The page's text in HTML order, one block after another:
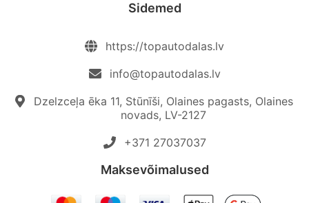
Sidemed
https://topautodalas.lv
info@topautodalas.lv
Dzelzceļa ēka 11, Stūnīši, Olaines pagasts, Olaines
novads, LV-2127
+371 27037037‬
Maksevõimalused